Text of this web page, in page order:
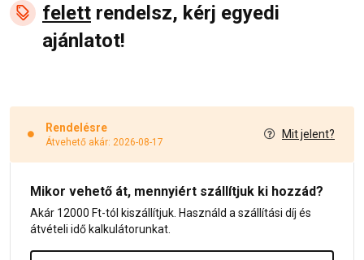
felett rendelsz, kérj egyedi
ajánlatot!
Rendelésre
Átvehető akár: 2026-08-17
Mit jelent?
Mikor vehető át, mennyiért szállítjuk ki hozzád?
Akár 12000 Ft-tól kiszállítjuk. Használd a szállítási díj és
átvételi idő kalkulátorunkat.